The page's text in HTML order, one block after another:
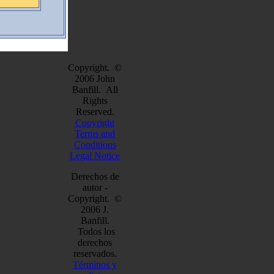
Copyright. ©
2006 John
Banfill. All
Rights
Reserved.
Copyright
Terms and
Conditions
Legal Notice
Derechos de
autor -
Copyright. ©
2006 J.
Banfill.
Todos los
derechos
reservados.
Términos y